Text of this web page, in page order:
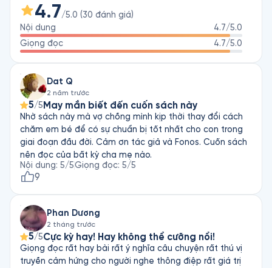
mến với quan điểm: “Thái độ sống là tất cả”. Sinh thời, ông là
chủ tịch tập đoàn Harrell Performance System - công ty
chuyên giúp những người làm việc trong mảng kinh doanh duy
trì và đạt được mục tiêu nhờ sức mạnh từ một thái độ sống
4.7/5.0 (30 đánh giá)
Nội dung
4.7/5.0
Giọng đọc
4.7/5.0
Dat Q
2 năm trước
5/5 May mắn biết đến cuốn sách này
Nhờ sách này mà vợ chồng mình kịp thời thay đổi cách
chăm em bé để có sự chuẩn bị tốt nhất cho con trong
giai đoạn đầu đời. Cảm ơn tác giả và Fonos. Cuốn sách
nên đọc của bất kỳ cha mẹ nào.
Nội dung: 5/5Giọng đọc: 5/5
9
Phan Dương
2 tháng trước
5/5Cực kỳ hay! Hay không thể cưỡng nổi!
Giọng đọc rất hay bài rất ý nghĩa câu chuyện rất thú vị
truyền cảm hứng cho người nghe thông điệp rất giá trị